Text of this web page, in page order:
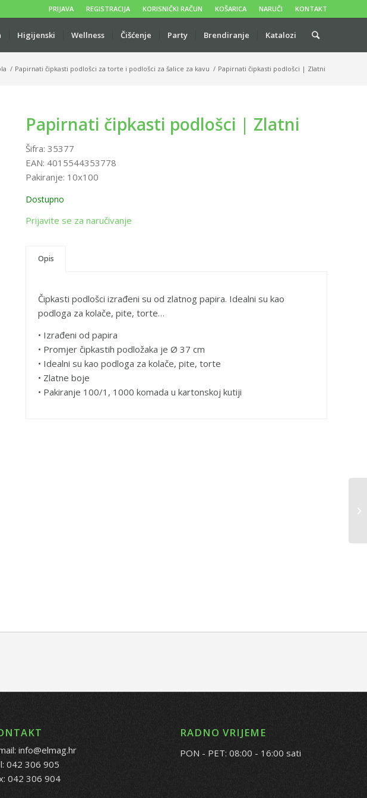
PRIJAVA REGISTRACIJA KORISNIČKI RAČUN KOŠARICA NARUČI KONTAKT
Higijenski Wellness Čišćenje Party Brendiranje Katalozi
/ Papirnati čipkasti podlošci za torte i podlošci za šalice za kavu / Papirnati čipkasti podlošci | Zlatni
Papirnati čipkasti podlošci | Zlatni
Šifra:35377
EAN: 4015544353778
Pakiranje: 10x100
Dostupno
Prijavite se za naručivanje
Opis
Čipkasti podlošci izrađeni su od zlatnog papira. Idealni su kao
podloga za kolače, pite, torte…
• Izrađeni od papira
• Promjer čipkastih podložaka je Ø 37 cm
• Idealni su kao podloga za kolače, pite, torte
• Zlatne boje
• Pakiranje 100/1, 1000 komada u kartonskoj kutiji
info@elmag.hr
042 306 905
042 306 904
RADNO VRIJEME
PON - PET: 08:00 - 16:00 sati